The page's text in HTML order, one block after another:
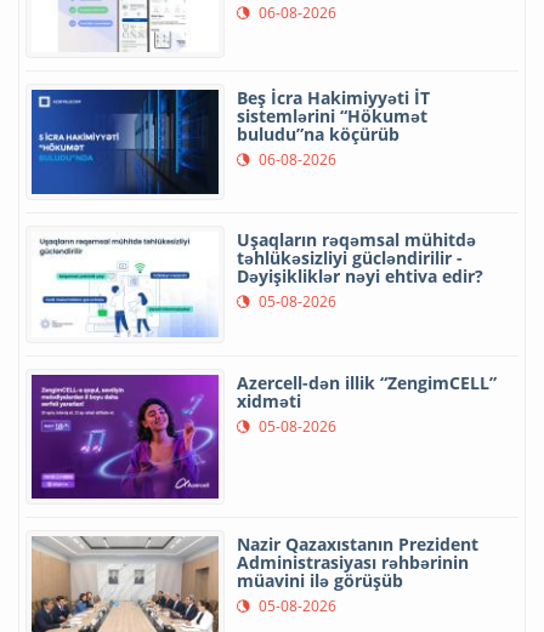
06-08-2026
Beş İcra Hakimiyyəti İT
sistemlərini “Hökumət
buludu”na köçürüb
06-08-2026
Uşaqların rəqəmsal mühitdə
təhlükəsizliyi gücləndirilir -
Dəyişikliklər nəyi ehtiva edir?
05-08-2026
Azercell-dən illik “ZengimCELL”
xidməti
05-08-2026
Nazir Qazaxıstanın Prezident
Administrasiyası rəhbərinin
müavini ilə görüşüb
05-08-2026